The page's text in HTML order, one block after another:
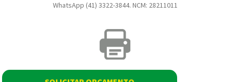
WhatsApp (41) 3322-3844. NCM: 28211011